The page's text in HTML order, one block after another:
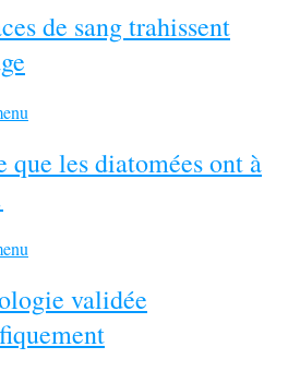
de sang trahissent
que les diatomées ont à
validée